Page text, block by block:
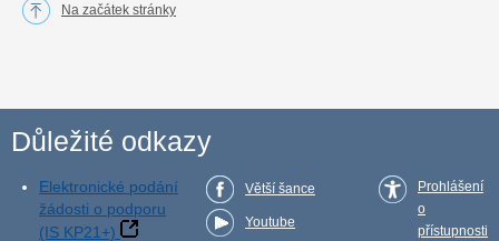
Na začátek stránky
Důležité odkazy
Elektronické podání
žádosti o podporu
(IS KP21+)
Větší šance
Youtube
Prohlášení
o
přístupnosti